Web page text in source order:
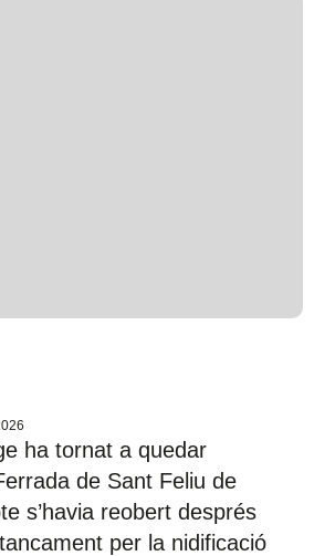
ha tornat a quedar
de Sant Feliu de
s’havia reobert després
per la nidificació